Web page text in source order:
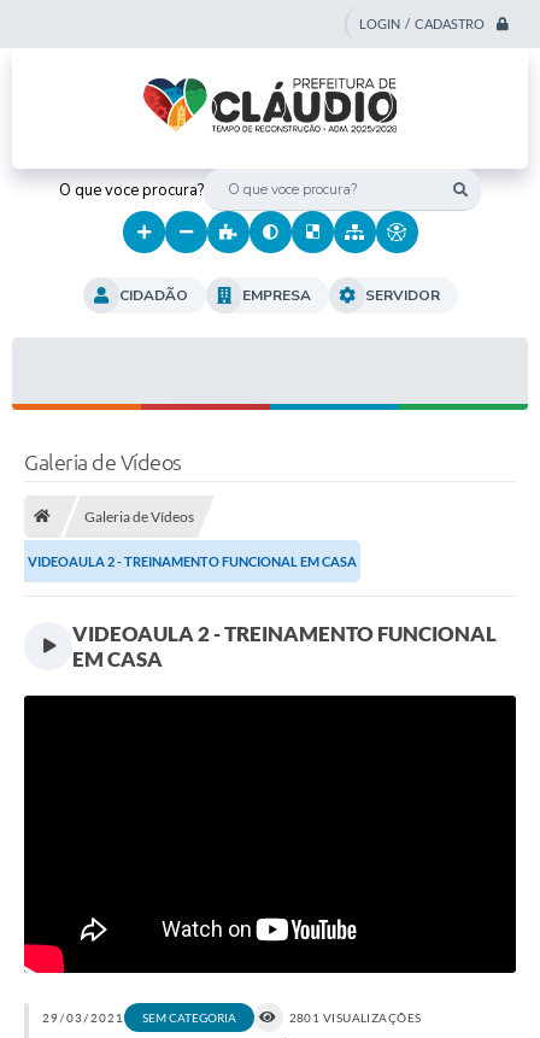
LOGIN / CADASTRO
O que voce procura?
CIDADÃO EMPRESA SERVIDOR
Galeria de Vídeos
Galeria de Vídeos
VIDEOAULA 2 - TREINAMENTO FUNCIONAL EM CASA
VIDEOAULA 2 - TREINAMENTO FUNCIONAL
EM CASA
29/03/2021 SEM CATEGORIA 2801 VISUALIZAÇÕES